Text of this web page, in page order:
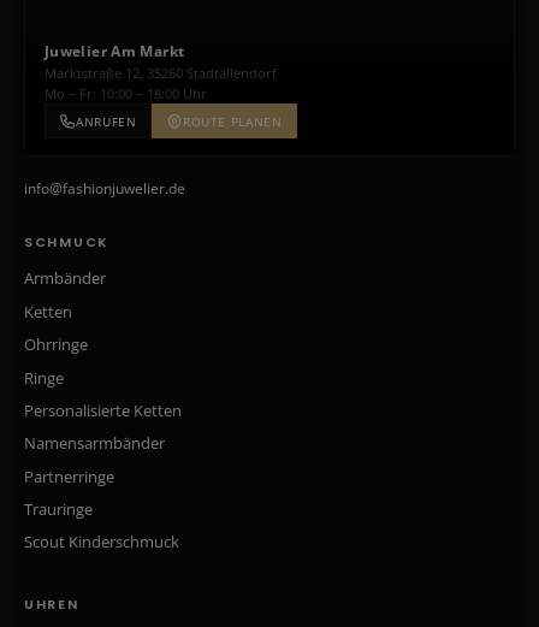
Juwelier Am Markt
Marktstraße 12, 35260 Stadtallendorf
Mo – Fr: 10:00 – 18:00 Uhr
ANRUFEN ROUTE PLANEN
info@fashionjuwelier.de
SCHMUCK
Armbänder
Ketten
Ohrringe
Ringe
Personalisierte Ketten
Namensarmbänder
Partnerringe
Trauringe
Scout Kinderschmuck
UHREN